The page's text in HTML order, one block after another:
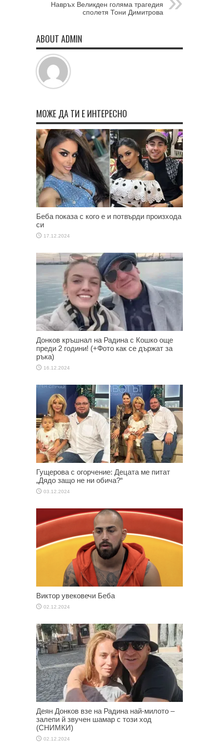
Навръх Великден голяма трагедия
сполетя Тони Димитрова
ABOUT ADMIN
МОЖЕ ДА ТИ Е ИНТЕРЕСНО
Беба показа с кого е и потвърди произхода
си
17.12.2024
Донков кръшнал на Радина с Кошко още
преди 2 години! (+Фото как се държат за
ръка)
16.12.2024
Гущерова с огорчение: Децата ме питат
„Дядо защо не ни обича?“
03.12.2024
Виктор увековечи Беба
02.12.2024
Деян Донков взе на Радина най-милото –
залепи й звучен шамар с този ход
(СНИМКИ)
02.12.2024